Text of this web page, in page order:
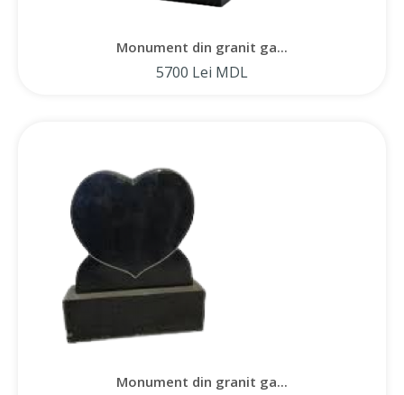
Monument din granit ga...
5700 Lei MDL
Monument din granit ga...